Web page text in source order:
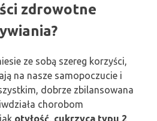
zdrowotne
ze sobą szereg korzyści,
na nasze samopoczucie i
dobrze zbilansowana
chorobom
otyłość cukrzyca typu 2